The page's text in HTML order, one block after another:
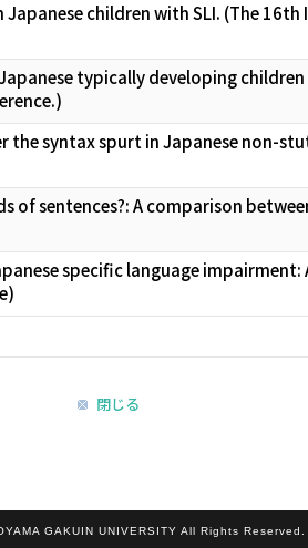
children with SLI. (The
typically developing
syntax spurt in Japanese non-
sentences?: A comparison
specific language
閉じる
GAKUIN UNIVERSITY All Rights Reserved.